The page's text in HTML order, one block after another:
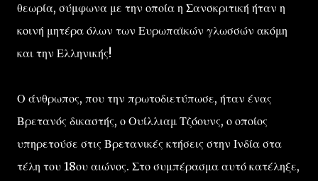
θεωρία, σύμφωνα με την οποία η Σανσκριτική ήταν η
κοινή μητέρα όλων των Ευρωπαϊκών γλωσσών ακόμη
και την Ελληνικής!
Ο άνθρωπος, που την πρωτοδιετύπωσε, ήταν ένας
Βρετανός δικαστής, ο Ουίλλιαμ Τζόουνς, ο οποίος
υπηρετούσε στις Βρετανικές κτήσεις στην Ινδία στα
τέλη του 18ου αιώνος. Στο συμπέρασμα αυτό κατέληξε,